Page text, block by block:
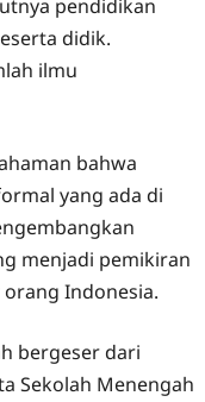
pendidikan
didik.
ilmu
bahwa
yang ada di
menjadi pemikiran
Indonesia.
bergeser dari
Sekolah Menengah